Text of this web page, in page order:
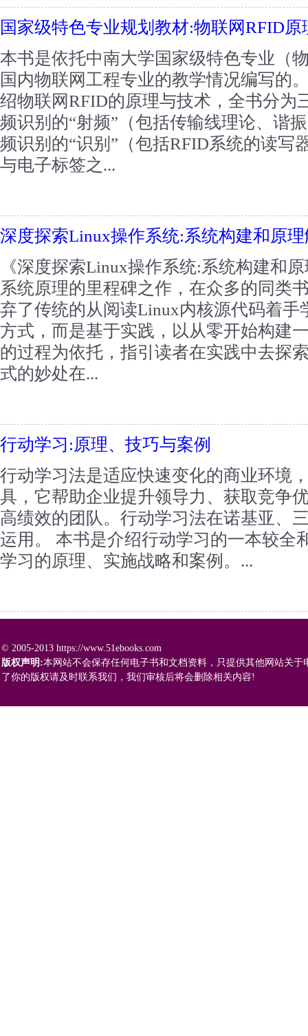
国家级特色专业规划教材:物联网RFID原
本书是依托中南大学国家级特色专业（
国内物联网工程专业的教学情况编写的
绍物联网RFID的原理与技术，全书分为
频识别的“射频”（包括传输线理论、谐
频识别的“识别”（包括RFID系统的读写
与电子标签之...
深度探索Linux操作系统:系统构建和原
《深度探索Linux操作系统:系统构建和
系统原理的里程碑之作，在众多的同类
弃了传统的从阅读Linux内核源代码着
方式，而是基于实践，以从零开始构建
的过程为依托，指引读者在实践中去探
式的妙处在...
行动学习:原理、技巧与案例
行动学习法是适应快速变化的商业环境
具，它帮助企业提升领导力、获取竞争
高绩效的团队。行动学习法在诺基亚、
运用。 本书是介绍行动学习的一本较全
学习的原理、实施战略和案例。...
© 2005-2013 https://www.51ebooks.com
版权声明:本网站不会保存任何电子书和文档资料，只提供其他网站关
了你的版权请及时联系我们，我们审核后将会删除相关内容!